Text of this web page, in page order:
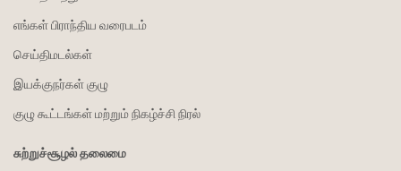
எங்கள் பிராந்திய வரைபடம்
செய்திமடல்கள்
இயக்குநர்கள் குழு
குழு கூட்டங்கள் மற்றும் நிகழ்ச்சி நிரல்
சுற்றுச்சூழல் தலைமை